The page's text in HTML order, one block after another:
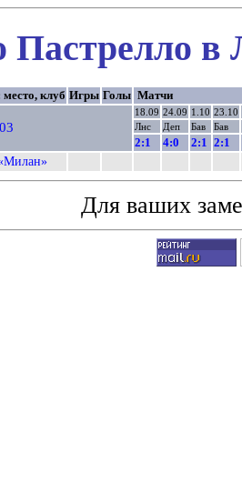
Пастрелло в
место, клуб Игры Голы Матчи
18.09 24.09 1.10 23.10
Лнс
Деп Бав Бав
2:1 4:0 2:1 2:1
Для ваших